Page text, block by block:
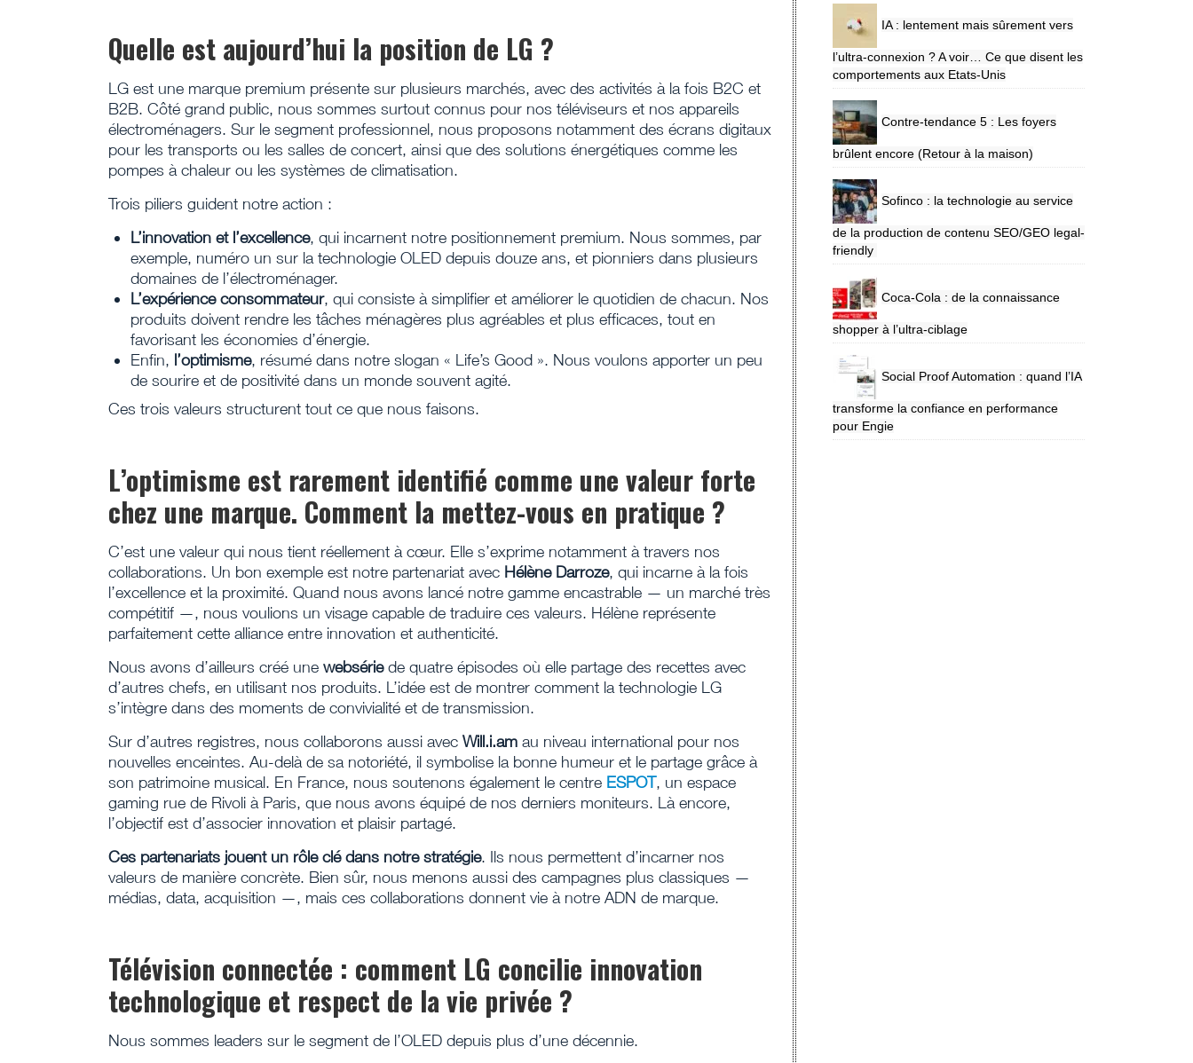
Quelle est aujourd’hui la position de LG ?
LG est une marque premium présente sur plusieurs marchés, avec des activités à la fois B2C et
B2B. Côté grand public, nous sommes surtout connus pour nos téléviseurs et nos appareils
électroménagers. Sur le segment professionnel, nous proposons notamment des écrans digitaux
pour les transports ou les salles de concert, ainsi que des solutions énergétiques comme les
pompes à chaleur ou les systèmes de climatisation.
Trois piliers guident notre action :
L’innovation et l’excellence, qui incarnent notre positionnement premium. Nous sommes, par
exemple, numéro un sur la technologie OLED depuis douze ans, et pionniers dans plusieurs
domaines de l’électroménager.
L’expérience consommateur, qui consiste à simplifier et améliorer le quotidien de chacun. Nos
produits doivent rendre les tâches ménagères plus agréables et plus efficaces, tout en
favorisant les économies d’énergie.
Enfin, l’optimisme, résumé dans notre slogan « Life’s Good ». Nous voulons apporter un peu
de sourire et de positivité dans un monde souvent agité.
Ces trois valeurs structurent tout ce que nous faisons.
L’optimisme est rarement identifié comme une valeur forte
chez une marque. Comment la mettez-vous en pratique ?
C’est une valeur qui nous tient réellement à cœur. Elle s’exprime notamment à travers nos
collaborations. Un bon exemple est notre partenariat avec Hélène Darroze, qui incarne à la fois
l’excellence et la proximité. Quand nous avons lancé notre gamme encastrable — un marché très
compétitif —, nous voulions un visage capable de traduire ces valeurs. Hélène représente
parfaitement cette alliance entre innovation et authenticité.
Nous avons d’ailleurs créé une websériede quatre épisodes où elle partage des recettes avec
d’autres chefs, en utilisant nos produits. L’idée est de montrer comment la technologie LG
s’intègre dans des moments de convivialité et de transmission.
Sur d’autres registres, nous collaborons aussi avec Will.i.am au niveau international pour nos
nouvelles enceintes. Au-delà de sa notoriété, il symbolise la bonne humeur et le partage grâce à
son patrimoine musical. En France, nous soutenons également le centre ESPOT, un espace
gaming rue de Rivoli à Paris, que nous avons équipé de nos derniers moniteurs. Là encore,
l’objectif est d’associer innovation et plaisir partagé.
Ces partenariats jouent un rôle clé dans notre stratégie. Ils nous permettent d’incarner nos
valeurs de manière concrète. Bien sûr, nous menons aussi des campagnes plus classiques —
médias, data, acquisition —, mais ces collaborations donnent vie à notre ADN de marque.
Télévision connectée : comment LG concilie innovation
technologique et respect de la vie privée ?
Nous sommes leaders sur le segment de l’OLED depuis plus d’une décennie.
IA : lentement mais sûrement vers
l’ultra-connexion ? A voir… Ce que disent les
comportements aux Etats-Unis
Contre-tendance 5 : Les foyers
brûlent encore (Retour à la maison)
Sofinco : la technologie au service
de la production de contenu SEO/GEO legal-
friendly
Coca-Cola : de la connaissance
shopper à l’ultra-ciblage
Social Proof Automation : quand l’IA
transforme la confiance en performance
pour Engie